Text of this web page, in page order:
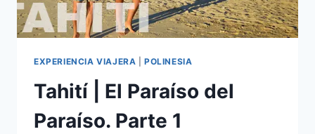
EXPERIENCIA VIAJERA |POLINESIA
Tahití | El Paraíso del
Paraíso. Parte 1